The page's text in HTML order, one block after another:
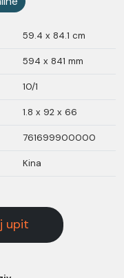
59.4 x 84.1 cm
594 x 841 mm
10/1
1.8 x 92 x 66
761699900000
Kina
upit